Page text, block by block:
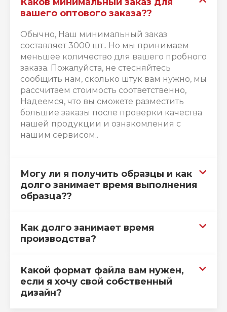
вашего оптового заказа??
Обычно, Наш минимальный заказ
составляет 3000 шт.. Но мы принимаем
меньшее количество для вашего пробного
заказа. Пожалуйста, не стесняйтесь
сообщить нам, сколько штук вам нужно, мы
рассчитаем стоимость соответственно,
Надеемся, что вы сможете разместить
большие заказы после проверки качества
нашей продукции и ознакомления с
нашим сервисом..
Могу ли я получить образцы и как
долго занимает время выполнения
образца??
Как долго занимает время
производства?
Какой формат файла вам нужен,
если я хочу свой собственный
дизайн?